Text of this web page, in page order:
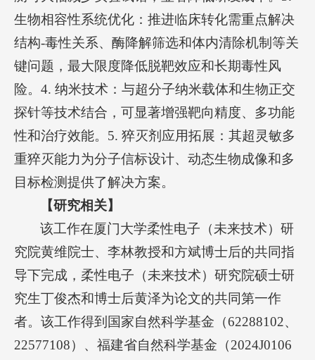
生物相容性系统优化：推进临床转化需重点解决
结构-毒性关系、酶降解筛选和体内清除机制等关
键问题，最大限度降低脱靶效应和长期毒性风
险。4. 纳米技术：与超分子纳米载体和生物正交
探针等技术结合，可显著增强靶向精度、多功能
性和治疗效能。5. 猝灭剂应用拓展：其超灵敏多
重猝灭能力为分子信标设计、动态生物成像和多
目标检测提供了解决方案。
【研究相关】
该工作在厦门大学柔性电子（未来技术）研
究院黄维院士、李林教授和方斌博士后的共同指
导下完成，柔性电子（未来技术）研究院硕士研
究生丁俊杰和博士后黄泽为论文的共同第一作
者。该工作得到国家自然科学基金（62288102、
22577108）、福建省自然科学基金（2024J0106